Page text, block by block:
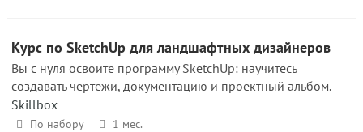
Курс по SketchUp для ландшафтных дизайнеров
Вы с нуля освоите программу SketchUp: научитесь
создавать чертежи, документацию и проектный альбом.
Skillbox
По набору 1 мес.